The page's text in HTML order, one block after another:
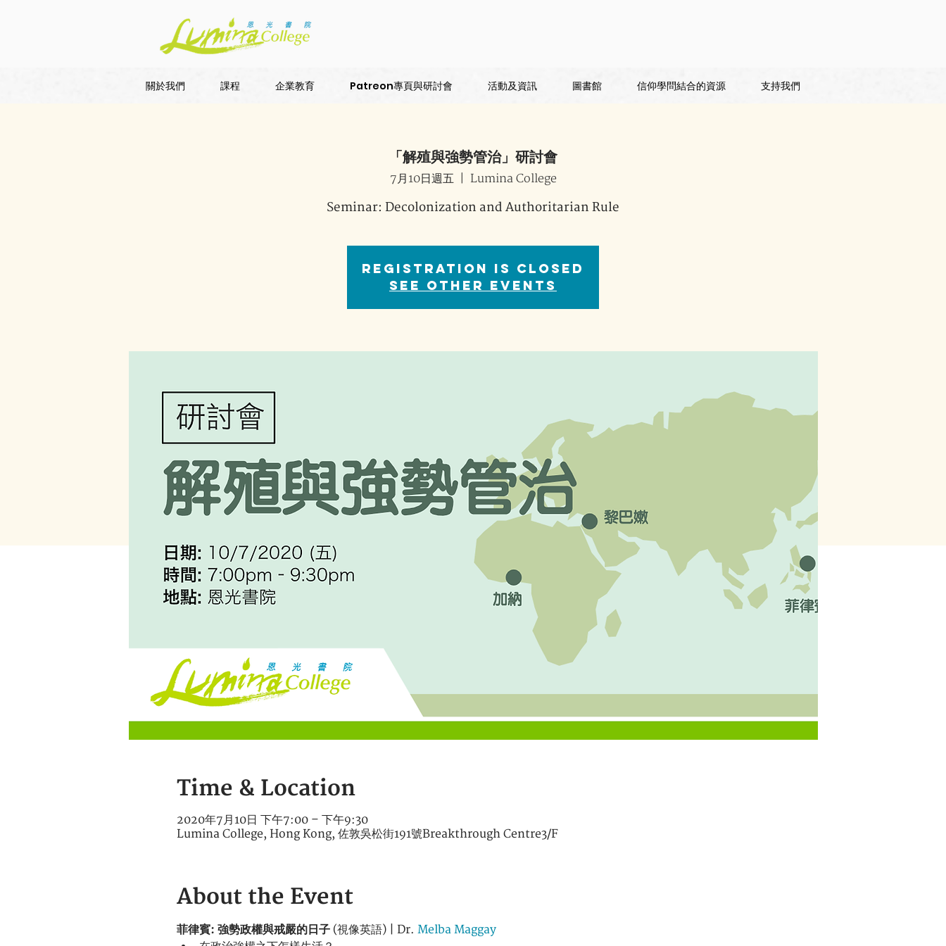
關於我們 課程 企業教育 Patreon專頁與研討會 活動及資訊 圖書館 信仰學問結合的資源 支持我們
「解殖與強勢管治」研討會
7月10日週五
  |
Lumina College
Seminar: Decolonization and Authoritarian Rule
Registration is Closed
See other events
Time & Location
2020年7月10日 下午7:00 – 下午9:30
Lumina College, Hong Kong, 佐敦吳松街191號Breakthrough Centre3/F
About the Event
菲律賓: 強勢政權與戒嚴的日子 (視像英語) | Dr. Melba Maggay